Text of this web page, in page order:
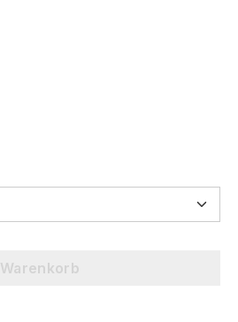
Warenkorb